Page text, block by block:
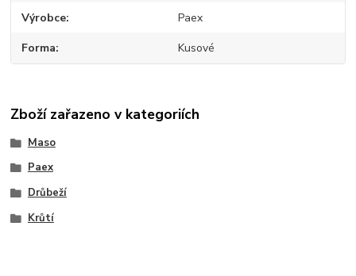
Výrobce Paex
Forma Kusové
Zboží zařazeno v kategoriích
Maso
Paex
Drůbeží
Krůtí